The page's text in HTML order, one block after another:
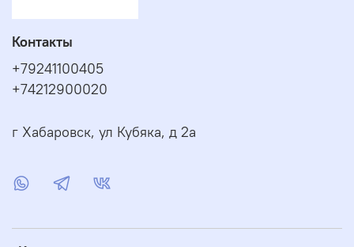
Контакты
+79241100405
+74212900020
г Хабаровск, ул Кубяка, д 2а